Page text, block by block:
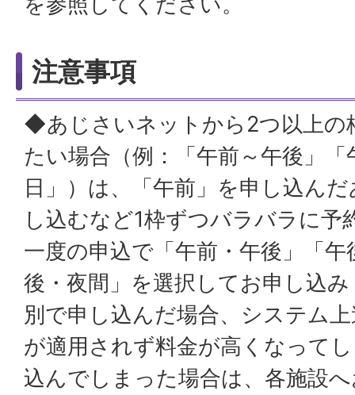
注意事項
◆あじさいネットから2つ以上の
たい場合（例：「午前～午後」「
日」）は、「午前」を申し込ん
し込むなど1枠ずつバラバラに予
一度の申込で「午前・午後」「
後・夜間」を選択してお申し込
別で申し込んだ場合、システム
が適用されず料金が高くなって
込んでしまった場合は、各施設